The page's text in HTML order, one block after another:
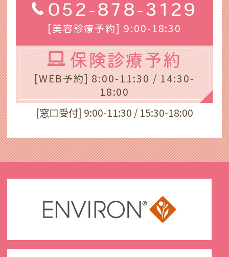
052-878-3129
[美容診療予約] 9:00-18:30
保険診療予約
[WEB予約] 8:00-11:30 / 14:30-
18:00
[窓口受付] 9:00-11:30 / 15:30-18:00